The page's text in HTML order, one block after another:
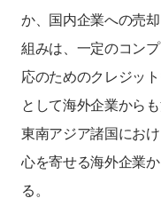
か、国内企業への売
組みは、一定のコン
応のためのクレジッ
として海外企業から
東南アジア諸国にお
心を寄せる海外企業
る。